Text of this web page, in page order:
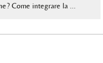
Come integrare la …